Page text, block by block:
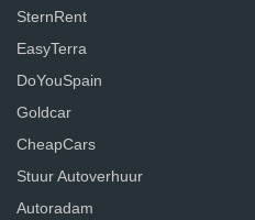
SternRent
EasyTerra
DoYouSpain
Goldcar
CheapCars
Stuur Autoverhuur
Autoradam